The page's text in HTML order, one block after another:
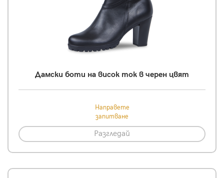
Дамски боти на висок ток в черен цвят
Направете
запитване
Разгледай